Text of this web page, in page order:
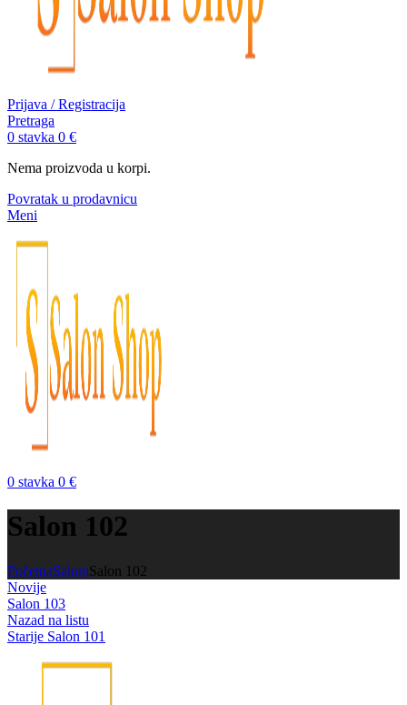
Prijava / Registracija
Pretraga
0 stavka 0 €
Nema proizvoda u korpi.
Povratak u prodavnicu
Meni
0 stavka 0 €
Salon 102
PočetnaSaloniSalon 102
Novije
Salon 103
Nazad na listu
Starije Salon 101